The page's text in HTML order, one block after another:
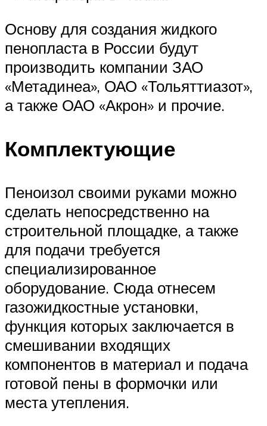
Основу для создания жидкого
пенопласта в России будут
производить компании ЗАО
«Метадинеа», ОАО «Тольяттиазот»,
а также ОАО «Акрон» и прочие.
Комплектующие
Пеноизол своими руками можно
сделать непосредственно на
строительной площадке, а также
для подачи требуется
специализированное
оборудование. Сюда отнесем
газожидкостные установки,
функция которых заключается в
смешивании входящих
компонентов в материал и подача
готовой пены в формочки или
места утепления.